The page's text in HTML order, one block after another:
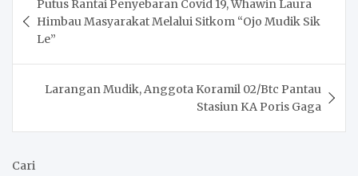
navigation
Putus Rantai Penyebaran Covid 19, Whawin Laura
Himbau Masyarakat Melalui Sitkom “Ojo Mudik Sik
Le”
Larangan Mudik, Anggota Koramil 02/Btc Pantau
Stasiun KA Poris Gaga
Cari